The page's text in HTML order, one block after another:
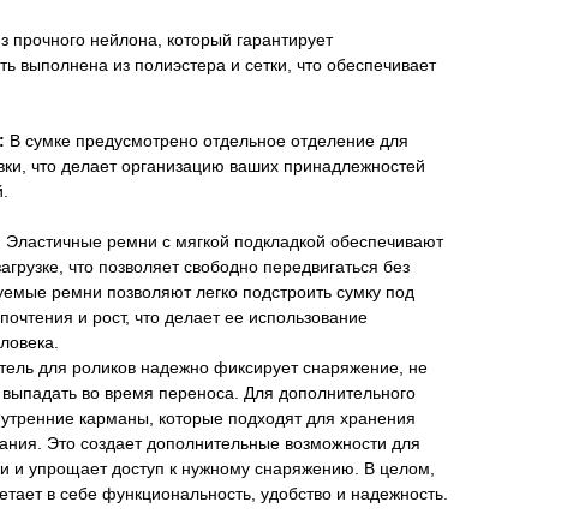
прочного нейлона, который гарантирует
выполнена из полиэстера и сетки, что обеспечивает
В сумке предусмотрено отдельное отделение для
что делает организацию ваших принадлежностей
Эластичные ремни с мягкой подкладкой обеспечивают
что позволяет свободно передвигаться без
ремни позволяют легко подстроить сумку под
и рост, что делает ее использование
для роликов надежно фиксирует снаряжение, не
во время переноса. Для дополнительного
карманы, которые подходят для хранения
Это создает дополнительные возможности для
и упрощает доступ к нужному снаряжению. В целом,
в себе функциональность, удобство и надежность.